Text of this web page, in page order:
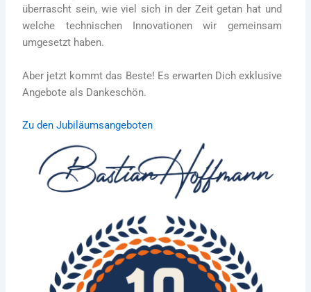
überrascht sein, wie viel sich in der Zeit getan hat und
welche technischen Innovationen wir gemeinsam
umgesetzt haben.
Aber jetzt kommt das Beste! Es erwarten Dich exklusive
Angebote als Dankeschön.
Zu den Jubiläumsangeboten